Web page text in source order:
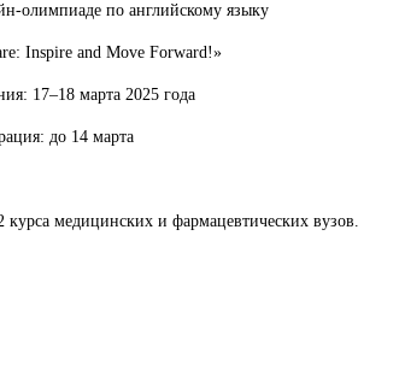
олимпиаде по английскому языку
Inspire and Move Forward!»
17–18 марта 2025 года
до 14 марта
медицинских и фармацевтических вузов.